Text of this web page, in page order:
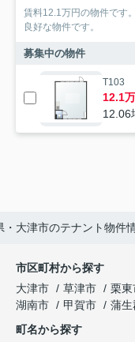
賃料12.1万円の物件です
良好な物件です。
募集中の物件
T103
12.1
12.06
・大津市のテナント物件
市区町村から探す
大津市
草津市 栗東
湖南市
甲賀市 蒲生
町名から探す